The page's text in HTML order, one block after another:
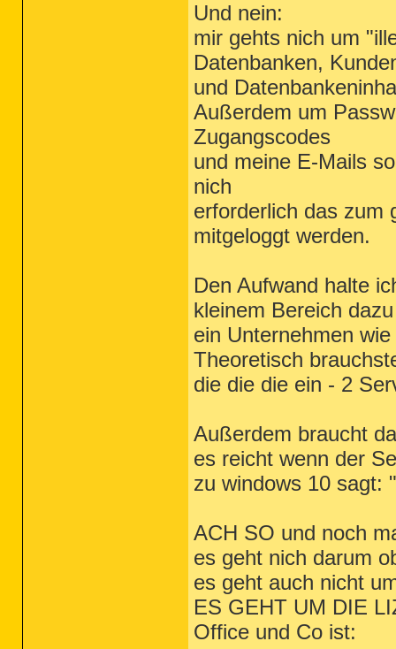
Und nein:
mir gehts nich um
Datenbanken,
und
Außerdem um
Zugangscodes
und meine E-Mails
nich
erforderlich das zum
mitgeloggt werden.
Den Aufwand halte
kleinem Bereich
ein Unternehmen
Theoretisch
die die die ein - 2
Außerdem braucht
es reicht wenn der
zu windows 10 sagt:
ACH SO und noch
es geht nich darum
es geht auch nicht
ES GEHT UM DIE
Office und Co ist: